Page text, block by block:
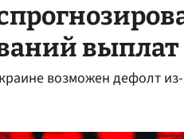
выплат
возможен дефолт